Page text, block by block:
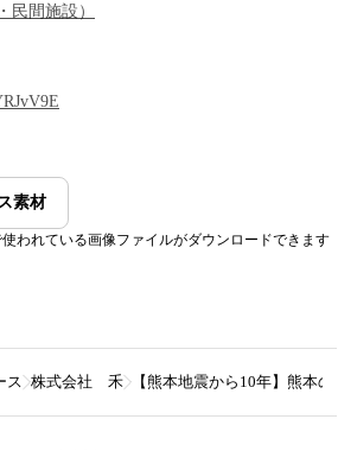
民間施設 ）
素材
われている画像ファイルがダウンロードできます
ス 株式会社 禾 【熊本地震から10年】熊本の